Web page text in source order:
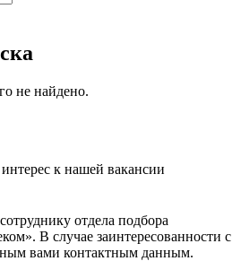
не найдено.
к нашей вакансии
отдела подбора
В случае заинтересованности с
вами контактным данным.